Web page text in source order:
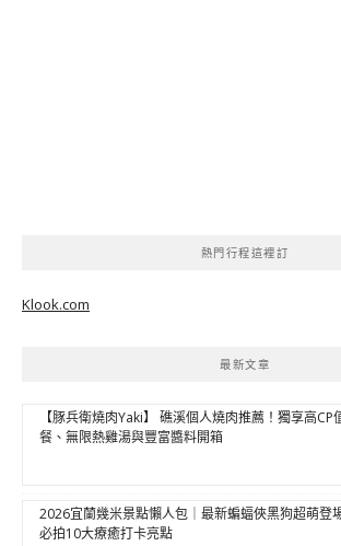
熱門行程這裡訂
Klook.com
最新文章
【豚兵衛燒肉Yaki】 礁溪個人燒肉推薦！獨享高CP
餐、無限熱雞湯與豐富醬料開箱
2026宜蘭幾米景點懶人包｜最新蝙蝠俠黑狗超萌登
必拍10大療癒打卡亮點